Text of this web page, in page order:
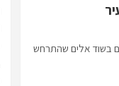
בשוד אלים שהתרחש